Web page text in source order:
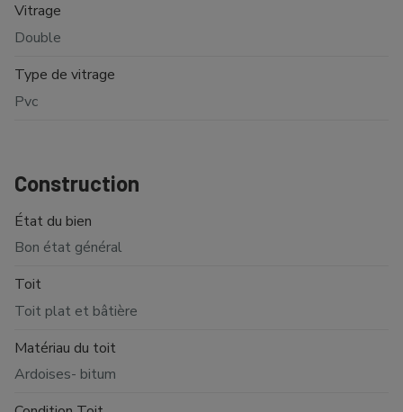
Vitrage
Double
Type de vitrage
Pvc
Construction
État du bien
Bon état général
Toit
Toit plat et bâtière
Matériau du toit
Ardoises- bitum